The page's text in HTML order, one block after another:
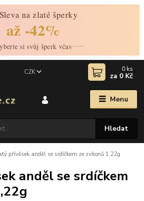
na zlaté šperky
až -42%
si svůj šperk včas
Menu
CZK
Hledat
0 ks
za 0 Kč
přívěsek anděl se srdíčkem ze zirkonů 1,22g
anděl se srdíčkem